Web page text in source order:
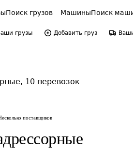
Поиск грузов МашиныПоиск
грузы Добавить груз
10 перевозок
поставщиков